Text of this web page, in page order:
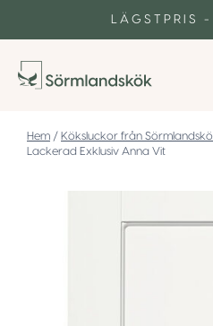
LÄGSTPRIS
/ Köksluckor från
Lackerad Exklusiv Anna Vit